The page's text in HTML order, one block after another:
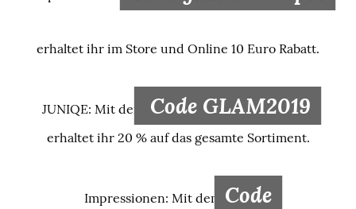
erhaltet ihr im Store und Online 10 Euro Rabatt.
JUNIQE: Mit dem Code GLAM2019
erhaltet ihr 20 % auf das gesamte Sortiment.
Impressionen: Mit dem Code